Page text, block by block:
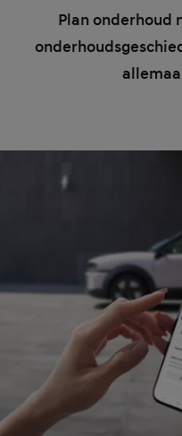
Plan onderhoud